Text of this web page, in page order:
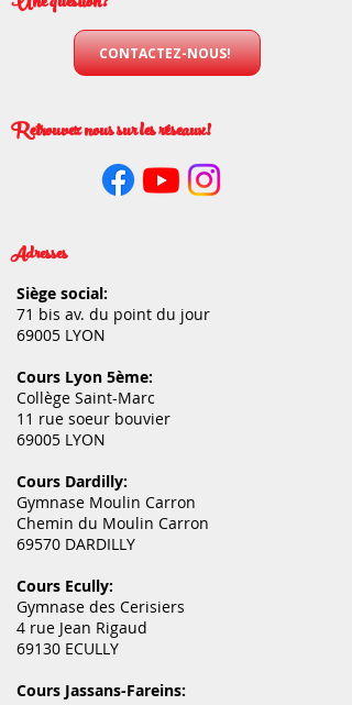
CONTACTEZ-NOUS!
Retrouvez nous sur les réseaux!
Adresses
Siège social:
71 bis av. du point du jour
69005 LYON
Cours Lyon 5ème:
Collège Saint-Marc
11 rue soeur bouvier
69005 LYON
Cours Dardilly:
Gymnase Moulin Carron
Chemin du Moulin Carron
69570 DARDILLY
Cours Ecully:
Gymnase des Cerisiers
4 rue Jean Rigaud
69130 ECULLY
Cours Jassans-Fareins: